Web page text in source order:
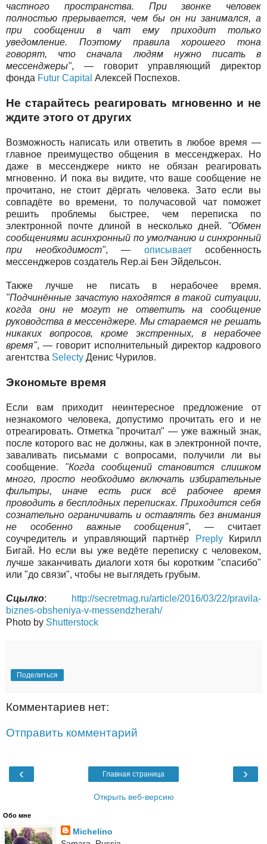
частного пространства. При звонке человек
полностью прерывается, чем бы он ни занимался, а
при сообщении в чат ему приходит только
уведомление. Поэтому правила хорошего тона
говорят, что сначала людям нужно писать в
мессенджеры", — говорит управляющий директор
фонда Futur Capital Алексей Поспехов.
Не старайтесь реагировать мгновенно и не
ждите этого от других
Возможность написать или ответить в любое время —
главное преимущество общения в мессенджерах. Но
даже в мессенджере никто не обязан реагировать
мгновенно. И пока вы видите, что ваше сообщение не
прочитано, не стоит дёргать человека. Зато если вы
совпадёте во времени, то получасовой чат поможет
решить проблемы быстрее, чем переписка по
электронной почте длиной в несколько дней. "Обмен
сообщениями асинхронный по умолчанию и синхронный
при необходимост", — описываетособенность
мессенджеров создатель Rep.ai Бен Эйдельсон.
Также лучше не писать в нерабочее время.
"Подчинённые зачастую находятся в такой ситуации,
когда они не могут не ответить на сообщение
руководства в мессенджере. Мы стараемся не решать
никаких вопросов, кроме экстренных, в нерабочее
время", — говорит исполнительный директор кадрового
агентства Selecty Денис Чурилов.
Экономьте время
Если вам приходит неинтересное предложение от
незнакомого человека, допустимо прочитать его и не
отреагировать. Отметка "прочитал" — уже важный знак,
после которого вас не должны, как в электронной почте,
заваливать письмами с вопросами, получили ли вы
сообщение. "Когда сообщений становится слишком
много, просто необходимо включать избирательные
фильтры, иначе есть риск всё рабочее время
проводить в бесплодных переписках. Приходится себя
сознательно ограничивать и оставлять без внимания
не особенно важные сообщения", — считает
соучредитель и управляющий партнёр
PreplyКирилл
Бигай. Но если вы уже ведёте переписку с человеком,
лучше заканчивать диалоги хотя бы коротким "спасибо"
или "до связи", чтобы не выглядеть грубым.
Сцылко:
http://secretmag.ru/article/2016/03/22/pravila-
biznes-obsheniya-v-messendzherah/
Photo by Shutterstock
Поделиться
Комментариев нет:
Отправить комментарий
‹ ›
Главная страница
Открыть веб-версию
Обо мне
Michelino